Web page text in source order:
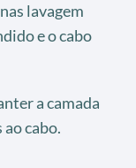
lavagem
e o cabo
a camada
cabo.